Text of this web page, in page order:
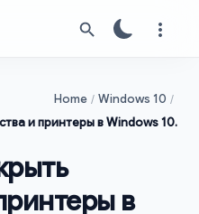
Home
Windows 10
и принтеры в Windows 10.
в